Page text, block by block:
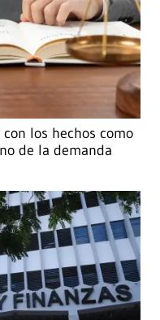
los hechos como
de la demanda